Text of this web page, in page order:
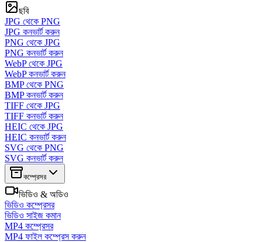
ছবি
JPG থেকে PNG
JPG কনভার্ট করুন
PNG থেকে JPG
PNG কনভার্ট করুন
WebP থেকে JPG
WebP কনভার্ট করুন
BMP থেকে PNG
BMP কনভার্ট করুন
TIFF থেকে JPG
TIFF কনভার্ট করুন
HEIC থেকে JPG
HEIC কনভার্ট করুন
SVG থেকে PNG
SVG কনভার্ট করুন
কম্প্রেসর
ভিডিও & অডিও
ভিডিও কম্প্রেসর
ভিডিও সাইজ কমান
MP4 কম্প্রেসর
MP4 ফাইল কম্প্রেস করুন